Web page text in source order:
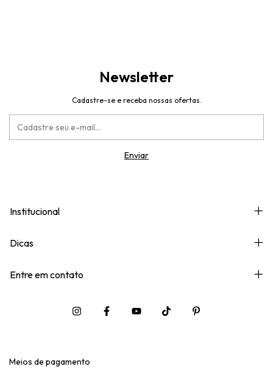
Newsletter
Cadastre-se e receba nossas ofertas.
Institucional
Dicas
Entre em contato
Meios de pagamento